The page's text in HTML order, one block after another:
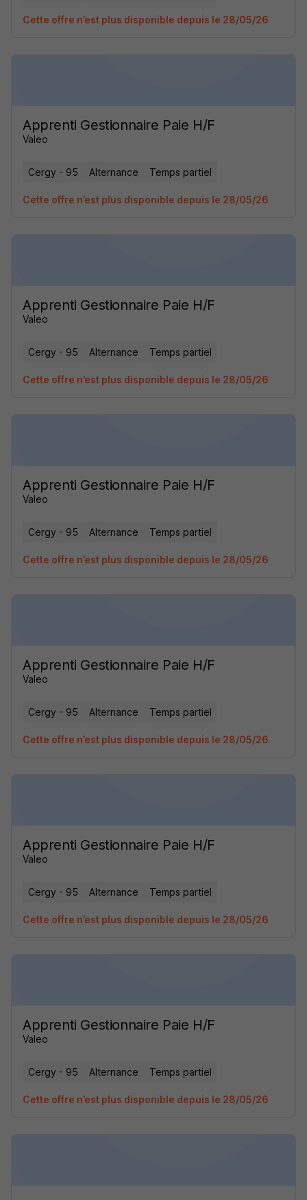
Cette offre n’est plus disponible depuis le 28/05/26
Apprenti Gestionnaire Paie H/F
Valeo
Cergy - 95 Alternance Temps partiel
Cette offre n’est plus disponible depuis le 28/05/26
Apprenti Gestionnaire Paie H/F
Valeo
Cergy - 95 Alternance Temps partiel
Cette offre n’est plus disponible depuis le 28/05/26
Apprenti Gestionnaire Paie H/F
Valeo
Cergy - 95 Alternance Temps partiel
Cette offre n’est plus disponible depuis le 28/05/26
Apprenti Gestionnaire Paie H/F
Valeo
Cergy - 95 Alternance Temps partiel
Cette offre n’est plus disponible depuis le 28/05/26
Apprenti Gestionnaire Paie H/F
Valeo
Cergy - 95 Alternance Temps partiel
Cette offre n’est plus disponible depuis le 28/05/26
Apprenti Gestionnaire Paie H/F
Valeo
Cergy - 95 Alternance Temps partiel
Cette offre n’est plus disponible depuis le 28/05/26